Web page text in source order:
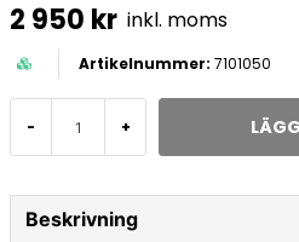
2 950 kr inkl. moms
7101050
- +
Beskrivning